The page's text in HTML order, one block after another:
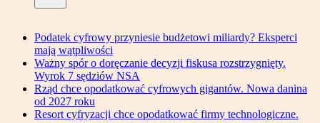
Podatek cyfrowy przyniesie budżetowi miliardy? Eksperci
mają wątpliwości
Ważny spór o doręczanie decyzji fiskusa rozstrzygnięty.
Wyrok 7 sędziów NSA
Rząd chce opodatkować cyfrowych gigantów. Nowa danina
od 2027 roku
Resort cyfryzacji chce opodatkować firmy technologiczne.